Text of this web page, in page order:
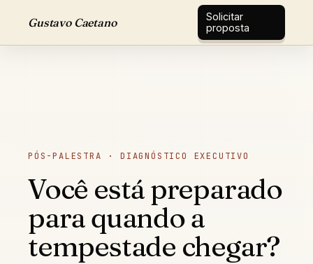
Gustavo Caetano
Solicitar
proposta
PÓS-PALESTRA · DIAGNÓSTICO EXECUTIVO
Você está preparado
para quando a
tempestade chegar?